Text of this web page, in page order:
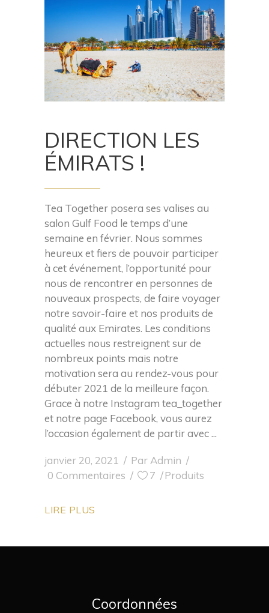
DIRECTION LES
ÉMIRATS !
Tea Together posera ses valises au
salon Gulf Food le temps d’une
semaine en février. Nous sommes
heureux et fiers de pouvoir participer
à cet événement, l’opportunité pour
nous de rencontrer en personnes de
nouveaux prospects, de faire voyager
notre savoir-faire et nos produits de
qualité aux Emirates. Les conditions
actuelles nous restreignent sur de
nombreux points mais notre
motivation sera au rendez-vous pour
débuter 2021 de la meilleure façon.
Grace à notre Instagram tea_together
et notre page Facebook, vous aurez
l’occasion également de partir avec
janvier 20, 2021 Par Admin
0 Commentaires
7 Produits
LIRE PLUS
Coordonnées